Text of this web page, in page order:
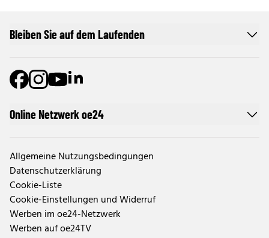
Online Netzwerk oe24
Allgemeine Nutzungsbedingungen
Datenschutzerklärung
Cookie-Liste
Cookie-Einstellungen und Widerruf
Werben im oe24-Netzwerk
Werben auf oe24TV
Bleiben Sie auf dem Laufenden